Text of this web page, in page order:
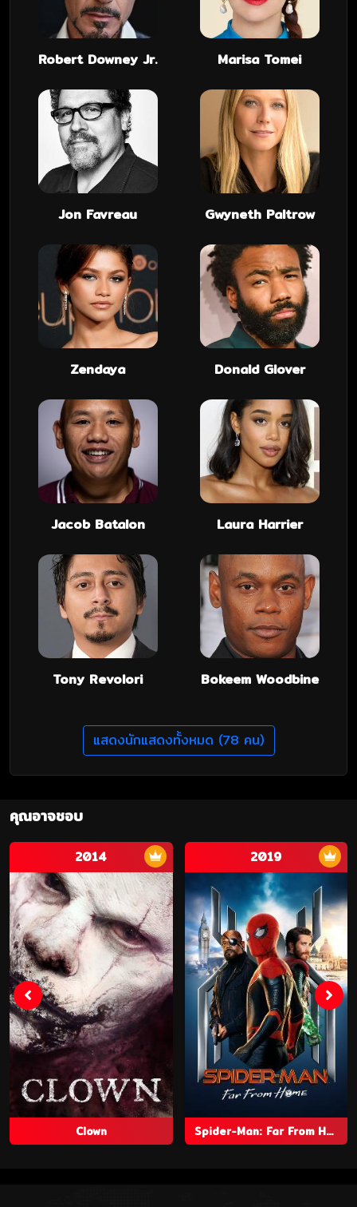
Robert Downey Jr. Marisa Tomei
Jon Favreau Gwyneth Paltrow
Zendaya Donald Glover
Jacob Batalon Laura Harrier
Tony Revolori Bokeem Woodbine
แสดงนักแสดงทั้งหมด (78 คน)
คุณอาจชอบ
2014
Clown
2019
Spider-Man: Far From Home